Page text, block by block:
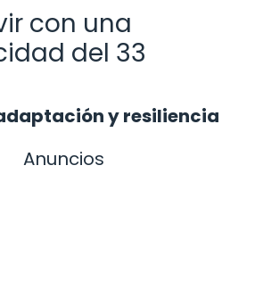
con una
del 33
y resiliencia
Anuncios